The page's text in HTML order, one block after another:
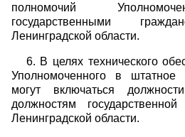
полномочий
государственными
Ленинградской области.
6. В целях технического
Уполномоченного в штатное
могут включаться
должностям
Ленинградской области.